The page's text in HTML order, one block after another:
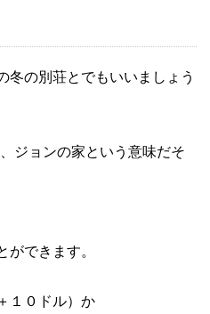
冬の別荘とでもいいましょう
ジョンの家という意味だそ
ができます。
１０ドル）か